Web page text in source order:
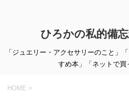
ひろかの私的備
「ジュエリー・アクセサリーのこと」
すめ本」「ネットで買
HOME >